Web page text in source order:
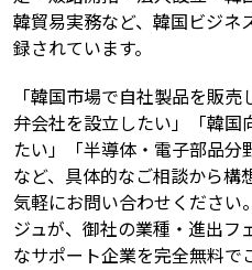
韓貿易実務など、韓国ビジネ
録されています。
「韓国市場で自社製品を販
弁会社を設立したい」「韓国
たい」「半導体・電子部品分
など、具体的なご相談から構
気軽にお問い合わせください
ジュが、御社の業種・進出フ
なサポート企業を完全無料で